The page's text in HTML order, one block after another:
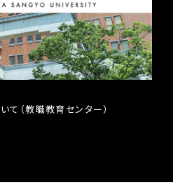
（教職教育センター）